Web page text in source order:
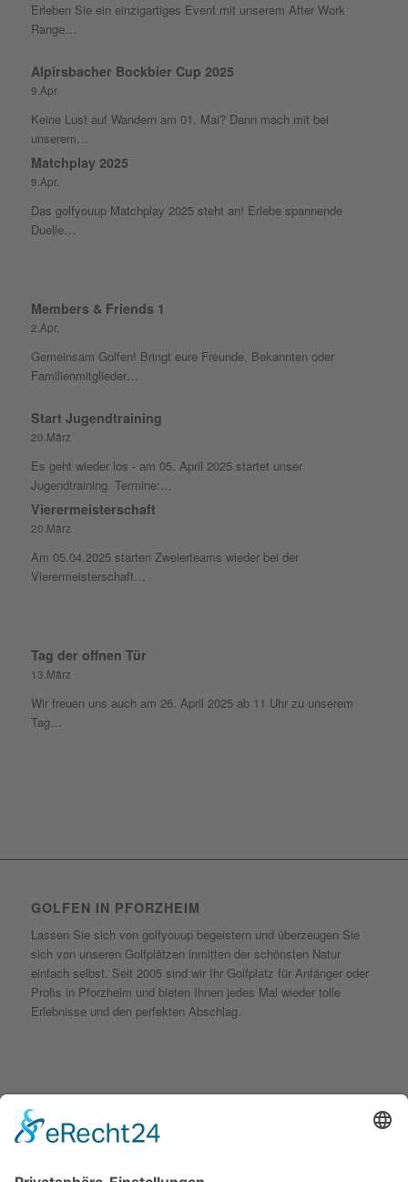
Erleben Sie ein einzigartiges Event mit unserem After Work
Range…
Alpirsbacher Bockbier Cup 2025
9.Apr.
Keine Lust auf Wandern am 01. Mai? Dann mach mit bei
unserem…
Matchplay 2025
9.Apr.
Das golfyouup Matchplay 2025 steht an! Erlebe spannende
Duelle…
Members & Friends 1
2.Apr.
Gemeinsam Golfen! Bringt eure Freunde, Bekannten oder
Familienmitglieder…
Start Jugendtraining
20.März
Es geht wieder los - am 05. April 2025 startet unser
Jugendtraining. Termine:…
Vierermeisterschaft
20.März
Am 05.04.2025 starten Zweierteams wieder bei der
Vierermeisterschaft…
Tag der offnen Tür
13.März
Wir freuen uns auch am 26. April 2025 ab 11 Uhr zu unserem
Tag…
GOLFEN IN PFORZHEIM
Lassen Sie sich von golfyouup begeistern und überzeugen Sie
sich von unseren Golfplätzen inmitten der schönsten Natur
einfach selbst. Seit 2005 sind wir Ihr Golfplatz für Anfänger oder
Profis in Pforzheim und bieten Ihnen jedes Mal wieder tolle
Erlebnisse und den perfekten Abschlag.
KONTAKT
golfyouup GmbH
75248 Ölbronn Dürrn